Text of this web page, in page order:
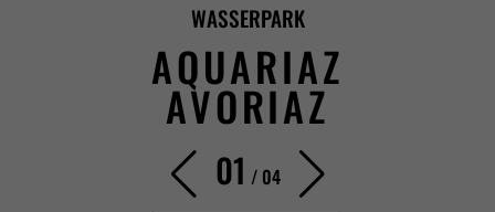
WASSERPARK
AQUARIAZ
AVORIAZ
01 / 04